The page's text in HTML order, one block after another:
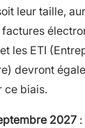
leur taille,
les ETI
devront
ce biais.
2027